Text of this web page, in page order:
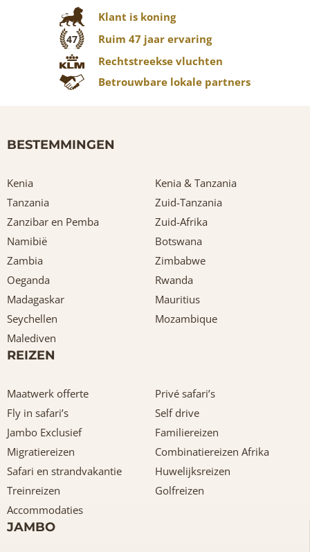
Klant is koning
47
Ruim 47 jaar ervaring
Rechtstreekse vluchten
Betrouwbare lokale partners
BESTEMMINGEN
Kenia
Kenia & Tanzania
Tanzania
Zuid-Tanzania
Zanzibar en Pemba
Zuid-Afrika
Namibië
Botswana
Zambia
Zimbabwe
Oeganda
Rwanda
Madagaskar
Mauritius
Seychellen
Mozambique
Malediven
REIZEN
Maatwerk offerte
Privé safari’s
Fly in safari’s
Self drive
Jambo Exclusief
Familiereizen
Migratiereizen
Combinatiereizen Afrika
Safari en strandvakantie
Huwelijksreizen
Treinreizen
Golfreizen
Accommodaties
JAMBO